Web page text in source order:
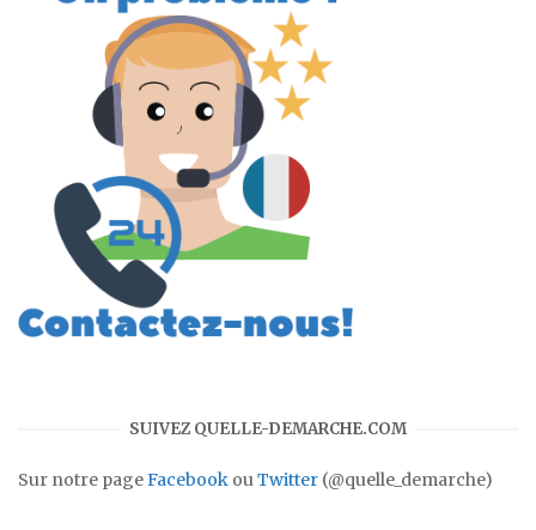
SUIVEZ QUELLE-DEMARCHE.COM
Sur notre pageFacebook ouTwitter (@quelle_demarche)